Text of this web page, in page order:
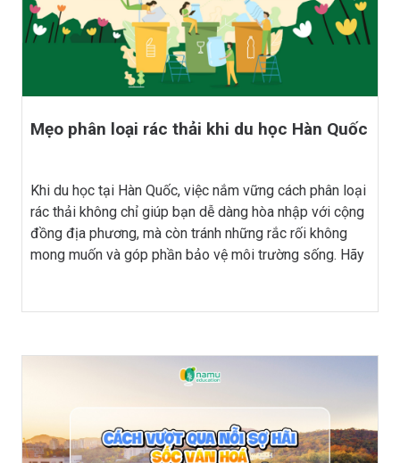
Mẹo phân loại rác thải khi du học Hàn Quốc
Khi du học tại Hàn Quốc, việc nắm vững cách phân loại
rác thải không chỉ giúp bạn dễ dàng hòa nhập với cộng
đồng địa phương, mà còn tránh những rắc rối không
mong muốn và góp phần bảo vệ môi trường sống. Hãy